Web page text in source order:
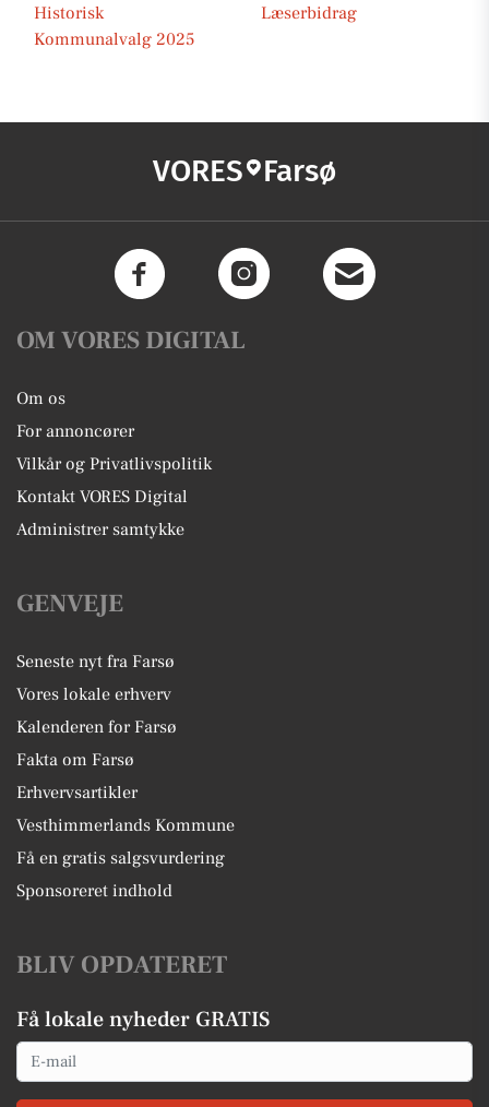
Historisk
Læserbidrag
Kommunalvalg 2025
VORES Farsø
OM VORES DIGITAL
Om os
For annoncører
Vilkår og Privatlivspolitik
Kontakt VORES Digital
Administrer samtykke
GENVEJE
Seneste nyt fra Farsø
Vores lokale erhverv
Kalenderen for Farsø
Fakta om Farsø
Erhvervsartikler
Vesthimmerlands Kommune
Få en gratis salgsvurdering
Sponsoreret indhold
BLIV OPDATERET
Få lokale nyheder GRATIS
Email